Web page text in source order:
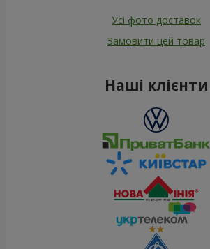
Усі фото доставок
Замовити цей товар
Наші клієнти